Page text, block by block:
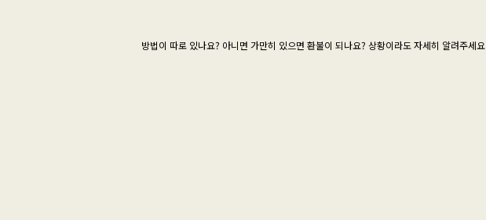
방법이 따로 있나요? 아니면 가만히 있으면 환불이 되나요? 상황이라도 자세히 알려주세요